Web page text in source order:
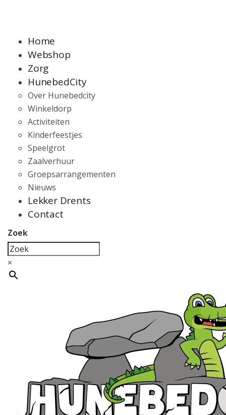
Home
Webshop
Zorg
HunebedCity
Over Hunebedcity
Winkeldorp
Activiteiten
Kinderfeestjes
Speelgrot
Zaalverhuur
Groepsarrangementen
Nieuws
Lekker Drents
Contact
Zoek
×